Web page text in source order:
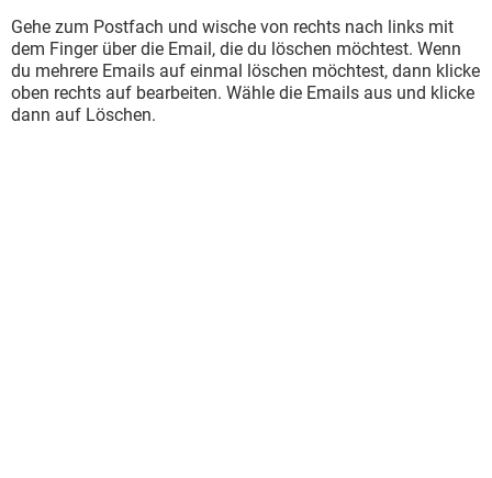
Gehe zum Postfach und wische von rechts nach links mit
dem Finger über die Email, die du löschen möchtest. Wenn
du mehrere Emails auf einmal löschen möchtest, dann klicke
oben rechts auf bearbeiten. Wähle die Emails aus und klicke
dann auf Löschen.